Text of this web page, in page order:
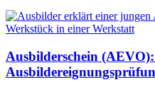
Ausbilderschein